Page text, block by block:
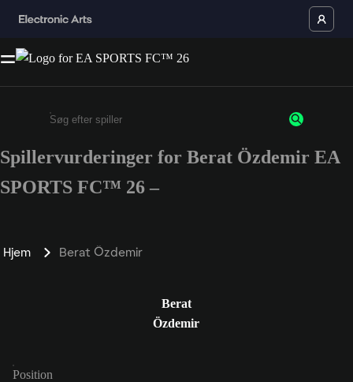
Enter a minimum of 3 characters or numbers
Spillervurderinger for Berat Özdemir EA
SPORTS FC™ 26 –
Hjem Berat Özdemir
Berat
Özdemir
Position